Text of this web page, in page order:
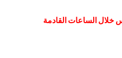
خلال الساعات القادمة